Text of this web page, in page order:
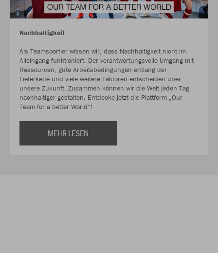
Nachhaltigkeit
Als Teamsportler wissen wir, dass Nachhaltigkeit nicht im
Alleingang funktioniert. Der verantwortungsvolle Umgang mit
Ressourcen, gute Arbeitsbedingungen entlang der
Lieferkette und viele weitere Faktoren entscheiden über
unsere Zukunft. Zusammen können wir die Welt jeden Tag
nachhaltiger gestalten. Entdecke jetzt die Plattform „Our
Team for a better World“!
MEHR LESEN